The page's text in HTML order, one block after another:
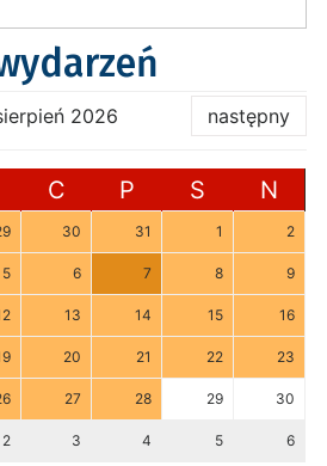
2026 następny
C P S N
30 31 1 2
5 6 7 8 9
13 14 15 16
20 21 22 23
27 28 29 30
2 3 4 5 6